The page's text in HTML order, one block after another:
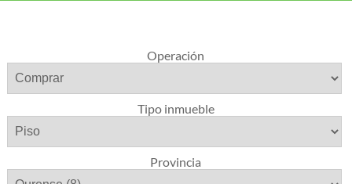
Operación
Tipo inmueble
Provincia